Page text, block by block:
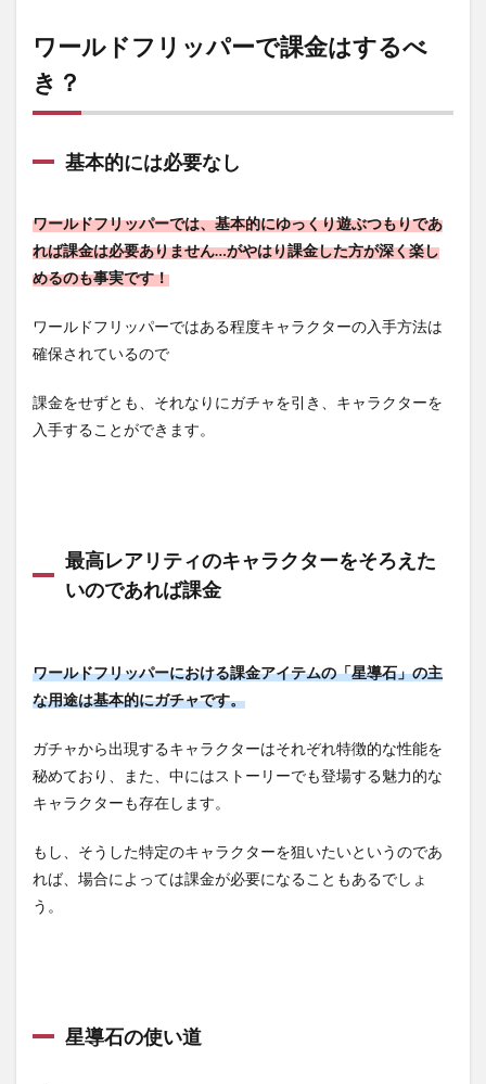
ワールドフリッパーで課金はするべ
き？
基本的には必要なし
ワールドフリッパーでは、基本的にゆっくり遊ぶつもりであ
れば課金は必要ありません…がやはり課金した方が深く楽し
めるのも事実です！
ワールドフリッパーではある程度キャラクターの入手方法は
確保されているので
課金をせずとも、それなりにガチャを引き、キャラクターを
入手することができます。
最高レアリティのキャラクターをそろえた
いのであれば課金
ワールドフリッパーにおける課金アイテムの「星導石」の主
な用途は基本的にガチャです。
ガチャから出現するキャラクターはそれぞれ特徴的な性能を
秘めており、また、中にはストーリーでも登場する魅力的な
キャラクターも存在します。
もし、そうした特定のキャラクターを狙いたいというのであ
れば、場合によっては課金が必要になることもあるでしょ
う。
星導石の使い道